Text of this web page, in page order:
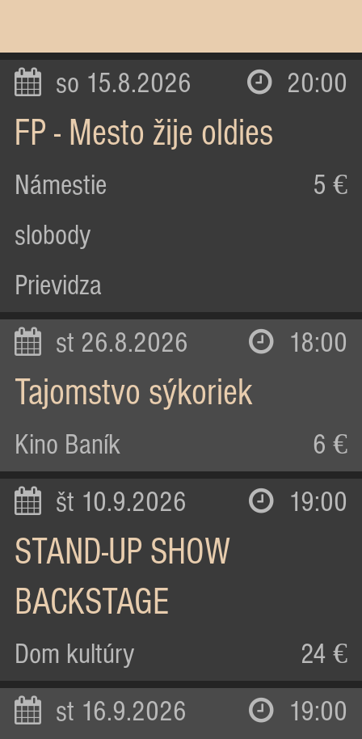
so 15.8.2026 20:00
FP - Mesto žije oldies
Námestie
slobody
Prievidza
5 €
st 26.8.2026 18:00
Tajomstvo sýkoriek
Kino Baník 6 €
št 10.9.2026 19:00
STAND-UP SHOW
BACKSTAGE
Dom kultúry 24 €
st 16.9.2026 19:00